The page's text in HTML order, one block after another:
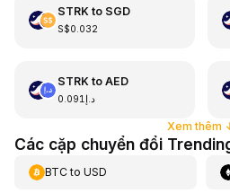
STRKto SGD
S$0.032
STRKto AED
د.إ0.091
Xem thêm
Các cặp chuyển đổi
BTCto USD